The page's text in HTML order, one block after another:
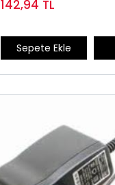
142,94 TL
Sepete Ekle